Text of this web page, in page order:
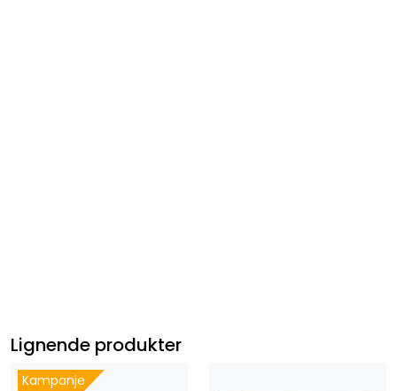
Lignende produkter
Kampanje